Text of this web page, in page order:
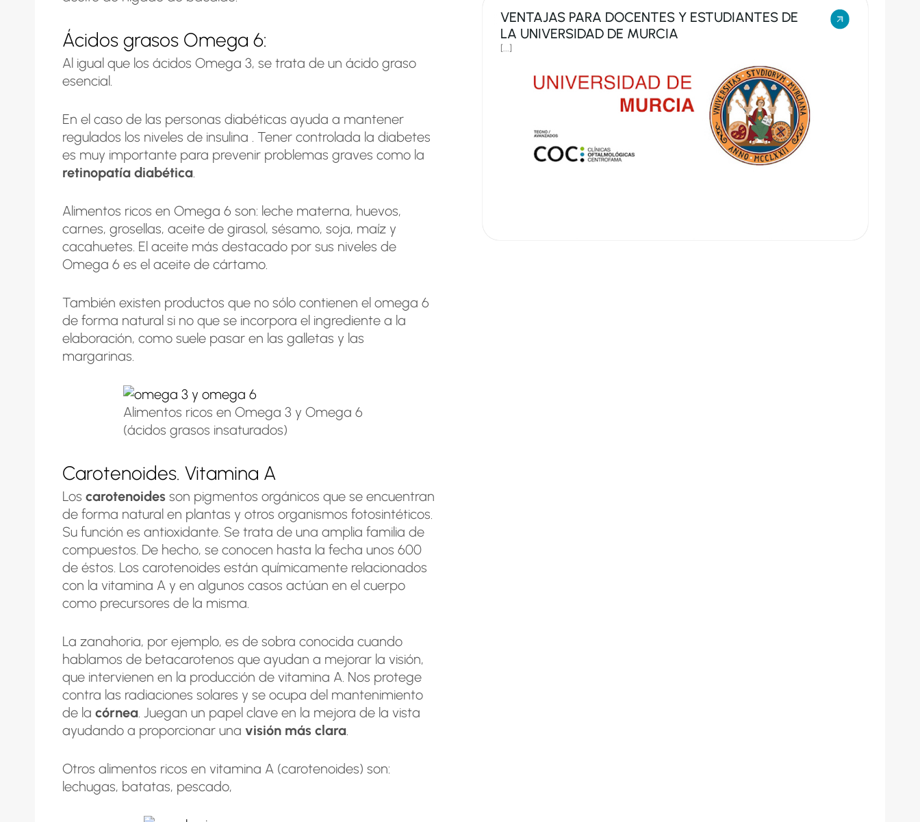
Ácidos grasos Omega 6:
Al igual que los ácidos Omega 3, se trata de un ácido graso
esencial.
En el caso de las personas diabéticas ayuda a mantener
regulados los niveles de insulina . Tener controlada la diabetes
es muy importante para prevenir problemas graves como la
retinopatía diabética.
Alimentos ricos en Omega 6 son: leche materna, huevos,
carnes, grosellas, aceite de girasol, sésamo, soja, maíz y
cacahuetes. El aceite más destacado por sus niveles de
Omega 6 es el aceite de cártamo.
También existen productos que no sólo contienen el omega 6
de forma natural si no que se incorpora el ingrediente a la
elaboración, como suele pasar en las galletas y las
margarinas.
Alimentos ricos en Omega 3 y Omega 6
(ácidos grasos insaturados)
Carotenoides. Vitamina A
Los carotenoides son pigmentos orgánicos que se encuentran
de forma natural en plantas y otros organismos fotosintéticos.
Su función es antioxidante. Se trata de una amplia familia de
compuestos. De hecho, se conocen hasta la fecha unos 600
de éstos. Los carotenoides están químicamente relacionados
con la vitamina A y en algunos casos actúan en el cuerpo
como precursores de la misma.
La zanahoria, por ejemplo, es de sobra conocida cuando
hablamos de betacarotenos que ayudan a mejorar la visión,
que intervienen en la producción de vitamina A. Nos protege
contra las radiaciones solares y se ocupa del mantenimiento
de la córnea. Juegan un papel clave en la mejora de la vista
ayudando a proporcionar una visión más clara.
Otros alimentos ricos en vitamina A (carotenoides) son:
lechugas, batatas, pescado,
VENTAJAS PARA DOCENTES Y ESTUDIANTES DE
LA UNIVERSIDAD DE MURCIA
[...]